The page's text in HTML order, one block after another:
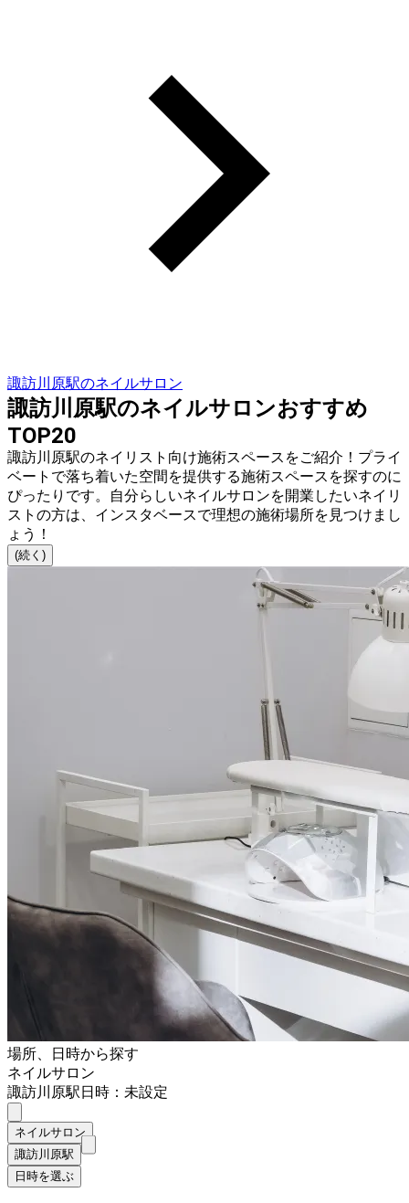
諏訪川原駅のネイルサロン
諏訪川原駅のネイルサロンおすすめ
TOP20
諏訪川原駅のネイリスト向け施術スペースをご紹介！プライ
ベートで落ち着いた空間を提供する施術スペースを探すのに
ぴったりです。自分らしいネイルサロンを開業したいネイリ
ストの方は、インスタベースで理想の施術場所を見つけまし
ょう！
(続く)
場所、日時から探す
ネイルサロン
諏訪川原駅日時：未設定
ネイルサロン
諏訪川原駅
日時を選ぶ